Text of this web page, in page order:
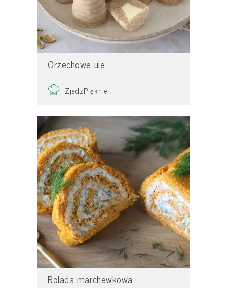
Orzechowe ule
ZjedzPięknie
Rolada marchewkowa